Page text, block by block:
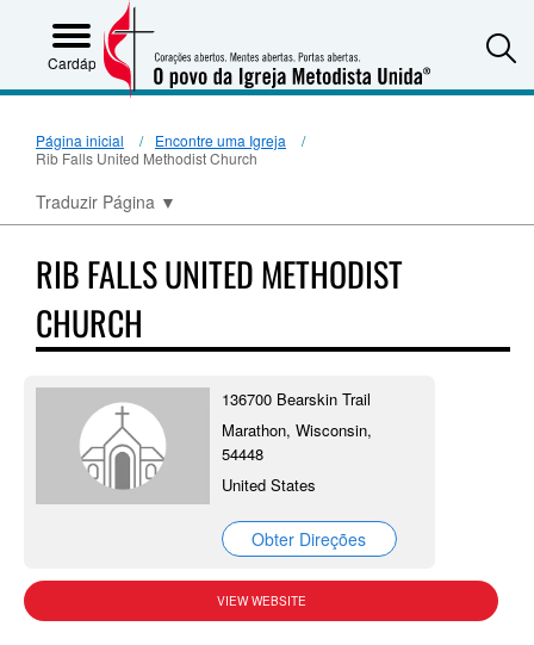
Cardápio
Página inicial
Encontre uma Igreja
Rib Falls United Methodist Church
Traduzir Página ▼
RIB FALLS UNITED METHODIST
CHURCH
136700 Bearskin Trail
Marathon, Wisconsin,
54448
United States
Obter Direções
VIEW WEBSITE